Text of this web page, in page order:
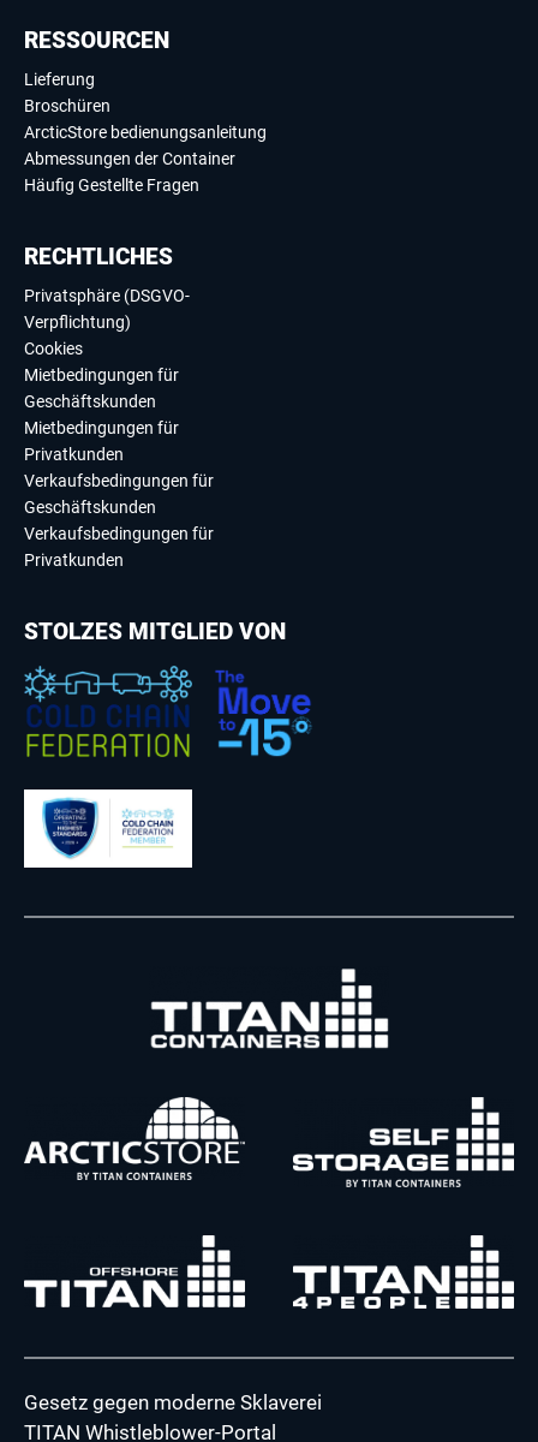
RESSOURCEN
Lieferung
Broschüren
ArcticStore bedienungsanleitung
Abmessungen der Container
Häufig Gestellte Fragen
RECHTLICHES
Privatsphäre (DSGVO-
Verpflichtung)
Cookies
Mietbedingungen für
Geschäftskunden
Mietbedingungen für
Privatkunden
Verkaufsbedingungen für
Geschäftskunden
Verkaufsbedingungen für
Privatkunden
STOLZES MITGLIED VON
Gesetz gegen moderne Sklaverei
TITAN Whistleblower-Portal